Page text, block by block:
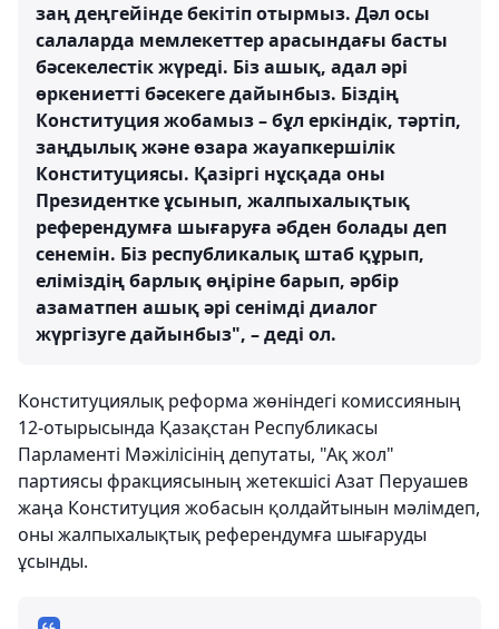
заң деңгейінде бекітіп отырмыз. Дәл осы
салаларда мемлекеттер арасындағы басты
бәсекелестік жүреді. Біз ашық, адал әрі
өркениетті бәсекеге дайынбыз. Біздің
Конституция жобамыз – бұл еркіндік, тәртіп,
заңдылық және өзара жауапкершілік
Конституциясы. Қазіргі нұсқада оны
Президентке ұсынып, жалпыхалықтық
референдумға шығаруға әбден болады деп
сенемін. Біз республикалық штаб құрып,
еліміздің барлық өңіріне барып, әрбір
азаматпен ашық әрі сенімді диалог
жүргізуге дайынбыз", – деді ол.
Конституциялық реформа жөніндегі комиссияның
12-отырысында Қазақстан Республикасы
Парламенті Мәжілісінің депутаты, "Ақ жол"
партиясы фракциясының жетекшісі Азат Перуашев
жаңа Конституция жобасын қолдайтынын мәлімдеп,
оны жалпыхалықтық референдумға шығаруды
ұсынды.